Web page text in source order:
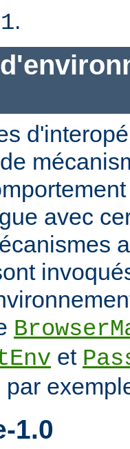
.
avec
et
1.0